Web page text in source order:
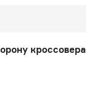
кроссовера